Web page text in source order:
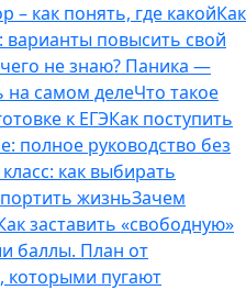
– как понять, где какойКак
варианты повысить свой
не знаю? Паника —
на самом делеЧто такое
к ЕГЭКак поступить
полное руководство без
как выбирать
жизньЗачем
заставить «свободную»
баллы. План от
пугают